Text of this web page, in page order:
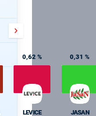
0,62 %
LEVICE
0,31 %
JASAN